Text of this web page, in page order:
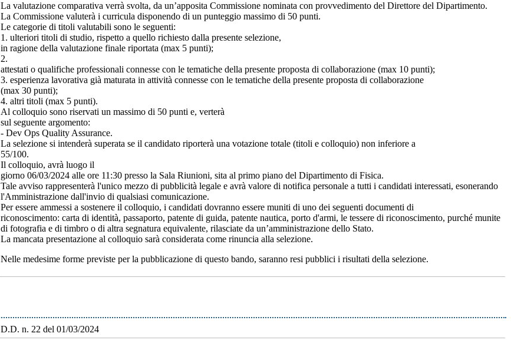
La valutazione comparativa verrà svolta, da un’apposita Commissione nominata con provvedimento del Direttore del Dipartimento.
La Commissione valuterà i curricula disponendo di un punteggio massimo di 50 punti.
Le categorie di titoli valutabili sono le seguenti:
1. ulteriori titoli di studio, rispetto a quello richiesto dalla presente selezione,
in ragione della valutazione finale riportata (max 5 punti);
2.
attestati o qualifiche professionali connesse con le tematiche della presente proposta di collaborazione (max 10 punti);
3. esperienza lavorativa già maturata in attività connesse con le tematiche della presente proposta di collaborazione
(max 30 punti);
4. altri titoli (max 5 punti).
Al colloquio sono riservati un massimo di 50 punti e, verterà
sul seguente argomento:
- Dev Ops Quality Assurance.
La selezione si intenderà superata se il candidato riporterà una votazione totale (titoli e colloquio) non inferiore a
55/100.
Il colloquio, avrà luogo il
giorno 06/03/2024 alle ore 11:30 presso la Sala Riunioni, sita al primo piano del Dipartimento di Fisica.
Tale avviso rappresenterà l'unico mezzo di pubblicità legale e avrà valore di notifica personale a tutti i candidati interessati, esonerando
l'Amministrazione dall'invio di qualsiasi comunicazione.
Per essere ammessi a sostenere il colloquio, i candidati dovranno essere muniti di uno dei seguenti documenti di
riconoscimento: carta di identità, passaporto, patente di guida, patente nautica, porto d'armi, le tessere di riconoscimento, purché munite
di fotografia e di timbro o di altra segnatura equivalente, rilasciate da un’amministrazione dello Stato.
La mancata presentazione al colloquio sarà considerata come rinuncia alla selezione.
Nelle medesime forme previste per la pubblicazione di questo bando, saranno resi pubblici i risultati della selezione.
D.D. n. 22 del 01/03/2024